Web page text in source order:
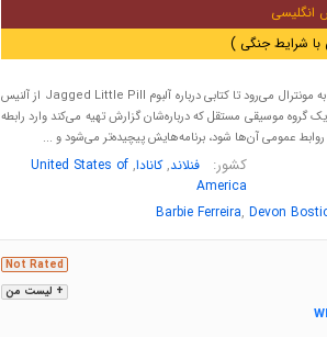
انگلیسی
شرایط جنگی )
گریس پاین، منتقد موسیقی 22 ساله، به مونترال می‌رود تا کتابی درباره آلبوم Jagged Little Pill از آلنيس
گروه موسیقی مستقل که درباره‌شان گزارش تهیه می‌کند وارد رابطه
عمومی آن‌ها شود، برنامه‌هایش پیچیده‌تر می‌شود و ...
کشور: فنلاند,کانادا,
United States of
America
Barbie Ferreira, Devon
+ لیست من
Not Rated